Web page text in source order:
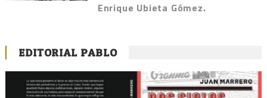
Enrique Ubieta Gómez.
EDITORIAL PABLO